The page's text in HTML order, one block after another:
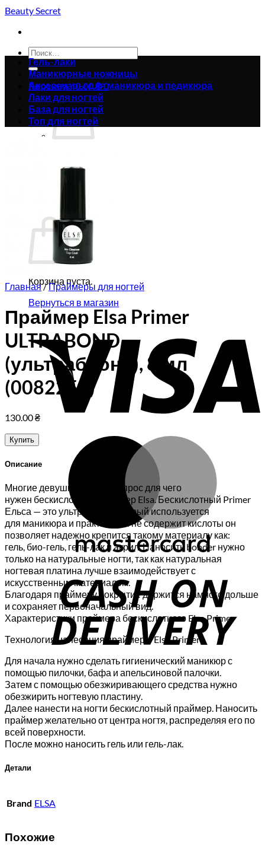
Skip
content
Beauty Secret
Искать:
Корзина /0.00₴0
Корзина пуста.
Вернуться в магазин
Гель-лаки
Маникюрные ножницы
Аксессуары для маникюра и педикюра
Лаки для ногтей
База для ногтей
Топ для ногтей
Главная/ Праймеры для ногтей
Праймер Elsa Primer
ULTRABOND
(ультраблонд), 8 мл
(0082250)
130.00₴
Купить
Описание
Многие девушки задают вопрос для чего
нужен бескислотный праймер Elsa. Бескислотный Primer
Ельса — это ультрабонд, который используется
для маникюра и практически не содержит кислоты он
позволяет надежно крепится такому материалу как:
гель, био-гель, гель-лак и акрил. Наносить bonder нужно
только на натуральные ногти, так как натуральная
ногтевая платина лучше взаимодействует с
искусственным материалом.
Благодаря праймеру покрытие держится намного дольше
и сохраняет первоначальный вид.
Характеристики праймера бескислотного Elsa Primer
Технология нанесения праймера Elsa Primer
Для начала нужно сделать гигиенический маникюр с
помощью пилочки, бафа и апельсиновой палочки.
Затем с помощью обезжиривающего средства нужно
обезжирить ногтевую пластину.
Далее нанести на ногти бескислотный праймер. Наносить
праймер желательно от центра ногтя, распределяя его по
всей поверхности.
После можно наносить гель или гель-лак.
Детали
Brand ELSA
Похожие